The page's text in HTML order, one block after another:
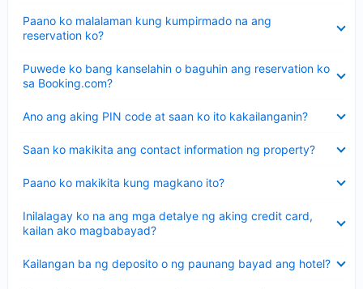
Paano ko malalaman kung kumpirmado na ang
reservation ko?
ang
sagot
Puwede ko bang kanselahin o baguhin ang reservation ko
sa Booking.com?
ang
sagot
Ano ang aking PIN code at saan ko ito kakailanganin?
ang
Saan ko makikita ang contact information ng property?
ang
Paano ko makikita kung magkano ito?
ang
Inilalagay ko na ang mga detalye ng aking credit card,
kailan ako magbabayad?
ang
sagot
Kailangan ba ng deposito o ng paunang bayad ang hotel?
ang